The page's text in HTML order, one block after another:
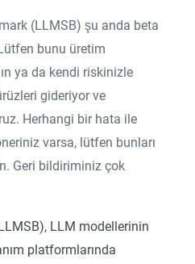
(LLMSB) şu anda beta
bunu üretim
ya da kendi riskinizle
gideriyor ve
Herhangi bir hata ile
varsa, lütfen bunları
Geri bildiriminiz çok
LLM modellerinin
platformlarında